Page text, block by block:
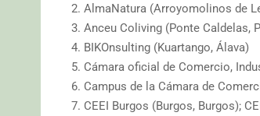
AlmaNatura (Arroyomolinos de
Anceu Coliving (Ponte Caldelas,
BIKOnsulting (Kuartango, Álava)
Cámara oficial de Comercio,
Campus de la Cámara de
CEEI Burgos (Burgos, Burgos);